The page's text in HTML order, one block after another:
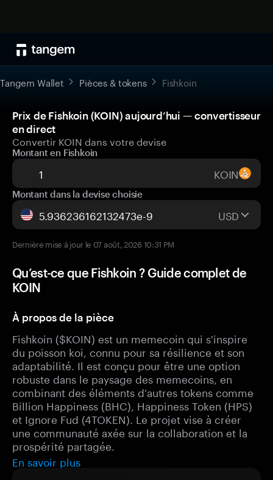
Tangem Wallet Pièces & tokens Fishkoin
Prix de Fishkoin (KOIN) aujourd’hui — convertisseur
en direct
Convertir KOIN dans votre devise
Montant en Fishkoin
KOIN
Montant dans la devise choisie
USD
Dernière mise à jour le 07 août, 2026 10:31 PM
Qu’est-ce que Fishkoin ? Guide complet de
KOIN
À propos de la pièce
Fishkoin ($KOIN) est un memecoin qui s'inspire
du poisson koi, connu pour sa résilience et son
adaptabilité. Il est conçu pour être une option
robuste dans le paysage des memecoins, en
combinant des éléments d'autres tokens comme
Billion Happiness (BHC), Happiness Token (HPS)
et Ignore Fud (4TOKEN). Le projet vise à créer
une communauté axée sur la collaboration et la
prospérité partagée.
En savoir plus